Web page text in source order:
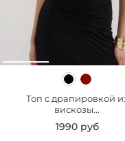
Топ с драпировкой
вискозы...
1990 руб